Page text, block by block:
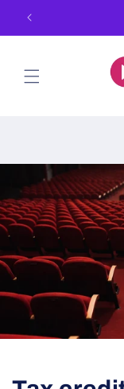
direttamente